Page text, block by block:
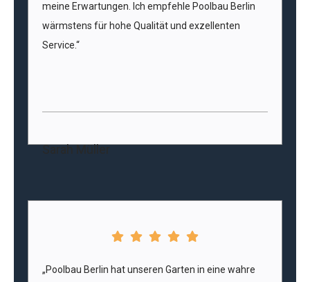
meine Erwartungen. Ich empfehle Poolbau Berlin
wärmstens für hohe Qualität und exzellenten
Service.“
Sarah Müller
„Poolbau Berlin hat unseren Garten in eine wahre